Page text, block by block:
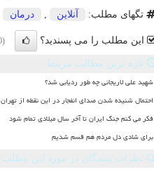
تگهای مطلب:
آنلاین درمان
این مطلب را می پسندید؟ (0)
تازه ترین مطالب مرتبط
شهید علی لاریجانی چه طور ردیابی شد؟
احتمال شنیده شدن صدای انفجار در این نقطه از تهران
فکر می کنم جنگ ایران تا آخر سال میلادی تمام شود
برای شادی دل مردم هم قسم شدیم
نظرات بینندگان در مورد این مطلب